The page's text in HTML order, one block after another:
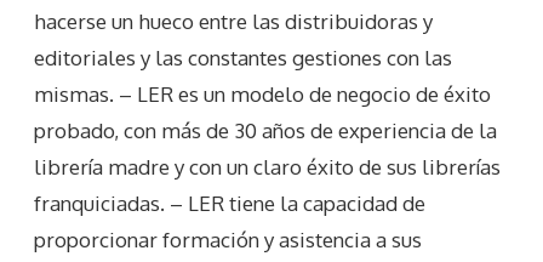
hacerse un hueco entre las distribuidoras y
editoriales y las constantes gestiones con las
mismas. – LER es un modelo de negocio de éxito
probado, con más de 30 años de experiencia de la
librería madre y con un claro éxito de sus librerías
franquiciadas. – LER tiene la capacidad de
proporcionar formación y asistencia a sus